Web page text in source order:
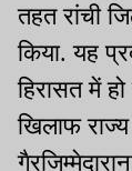
तहत रांची
किया. यह
हिरासत में
खिलाफ